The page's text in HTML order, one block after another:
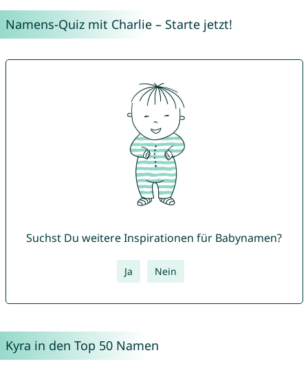
Namens-Quiz mit Charlie – Starte jetzt!
Suchst Du weitere Inspirationen für Babynamen?
Ja Nein
Kyra in den Top 50 Namen